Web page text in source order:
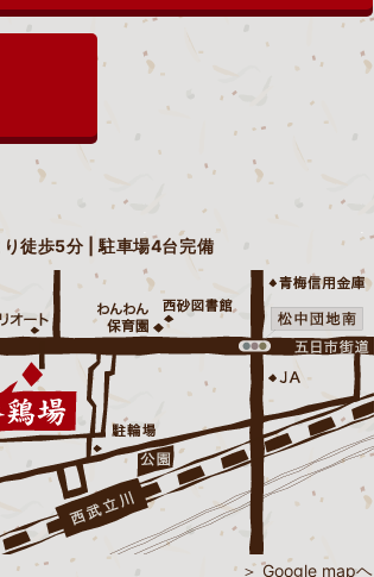
徒歩5分 | 駐車場4台完備
＞ Google mapヘ